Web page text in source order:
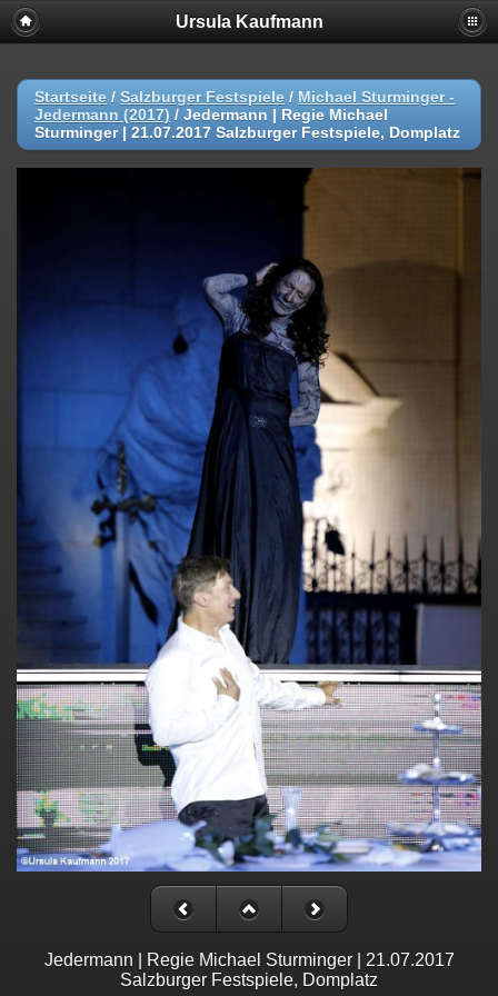
Ursula Kaufmann
Startseite / Salzburger Festspiele / Michael Sturminger -
Jedermann (2017) / Jedermann | Regie Michael
Sturminger | 21.07.2017 Salzburger Festspiele, Domplatz
Jedermann | Regie Michael Sturminger | 21.07.2017
Salzburger Festspiele, Domplatz